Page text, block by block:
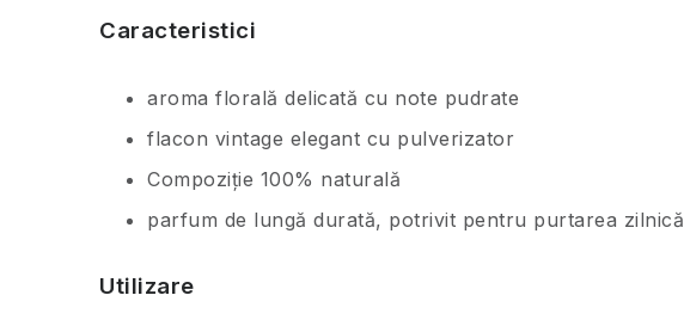
Caracteristici
aroma florală delicată cu note pudrate
flacon vintage elegant cu pulverizator
Compoziție 100% naturală
parfum de lungă durată, potrivit pentru purtarea zilnică
Utilizare